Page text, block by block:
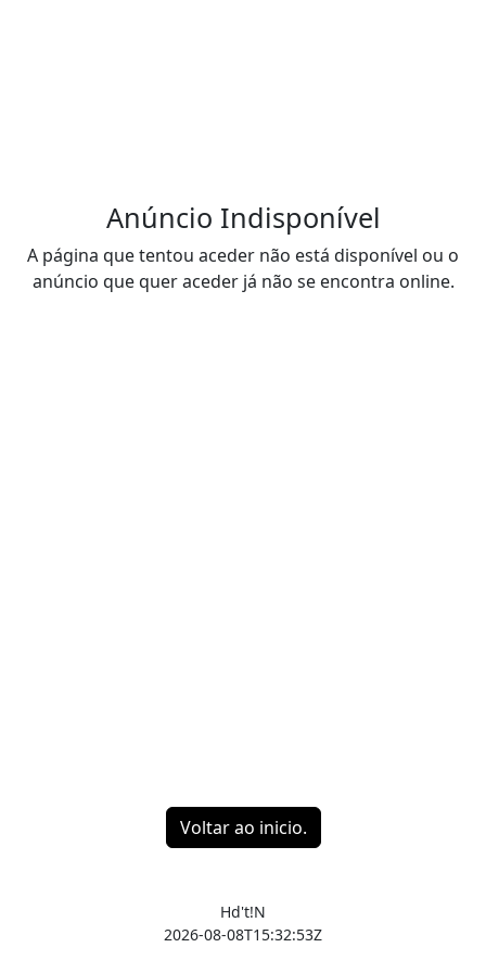
Anúncio Indisponível
A página que tentou aceder não está disponível ou o
anúncio que quer aceder já não se encontra online.
Voltar ao inicio.
Hd't!N
2026-08-08T15:32:53Z